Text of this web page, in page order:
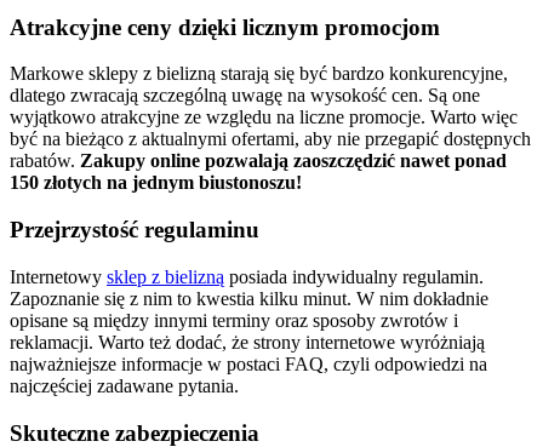
Atrakcyjne ceny dzięki licznym promocjom
Markowe sklepy z bielizną starają się być bardzo konkurencyjne,
dlatego zwracają szczególną uwagę na wysokość cen. Są one
wyjątkowo atrakcyjne ze względu na liczne promocje. Warto więc
być na bieżąco z aktualnymi ofertami, aby nie przegapić dostępnych
rabatów. Zakupy online pozwalają zaoszczędzić nawet ponad
150 złotych na jednym biustonoszu!
Przejrzystość regulaminu
Internetowy sklep z bielizną posiada indywidualny regulamin.
Zapoznanie się z nim to kwestia kilku minut. W nim dokładnie
opisane są między innymi terminy oraz sposoby zwrotów i
reklamacji. Warto też dodać, że strony internetowe wyróżniają
najważniejsze informacje w postaci FAQ, czyli odpowiedzi na
najczęściej zadawane pytania.
Skuteczne zabezpieczenia